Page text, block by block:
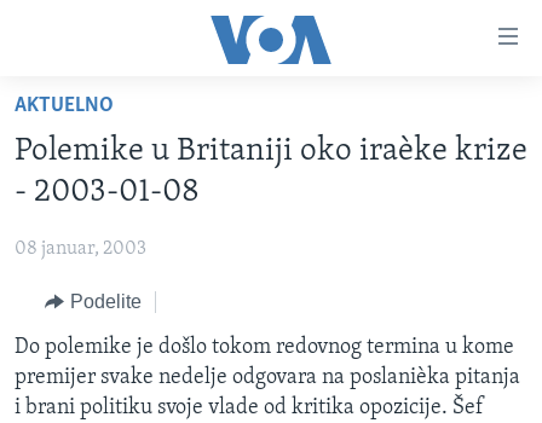
glavni
sadržaj
glavnu
navigaciju
pretragu
NASLOVNA
BALKAN
GLOBALNE TEME
EKONOMIJA
NAUKA I TEHNOLOGIJA
OTVORENI STUDIO
IZ AMERIKE
PRATITE NAS
AKTUELNO
Polemike u Britaniji oko iraèke krize
- 2003-01-08
08 januar, 2003
Podelite
Do polemike je došlo tokom redovnog termina u kome
premijer svake nedelje odgovara na poslanièka pitanja
i brani politiku svoje vlade od kritika opozicije. Šef